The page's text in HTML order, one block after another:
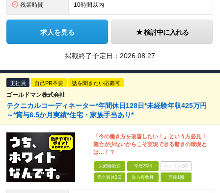
残業時間 10時間以内
求人を見る 検討中に入れる
掲載終了予定日： 2026.08.27
正社員 自己PR不要 話を聞きたい応募可
ゴールドマン株式会社
テクニカルコーディネーター*年間休日128日*未経験年収425万円
～*賞与6.5か月実績*住宅・家族手当あり*
「今の働き方を改善したい！」という方必見！
競合が少ないからこそ実現できる驚きの環境と
は…！？
未経験歓迎 学歴不問 ベテランOK
完全週休2日 賞与複数月 面接1回